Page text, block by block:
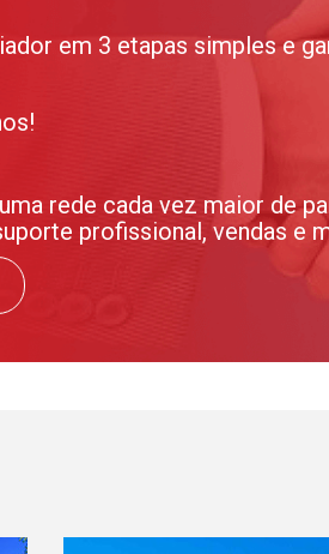
em 3 etapas simples e
rede cada vez maior de
profissional, vendas e